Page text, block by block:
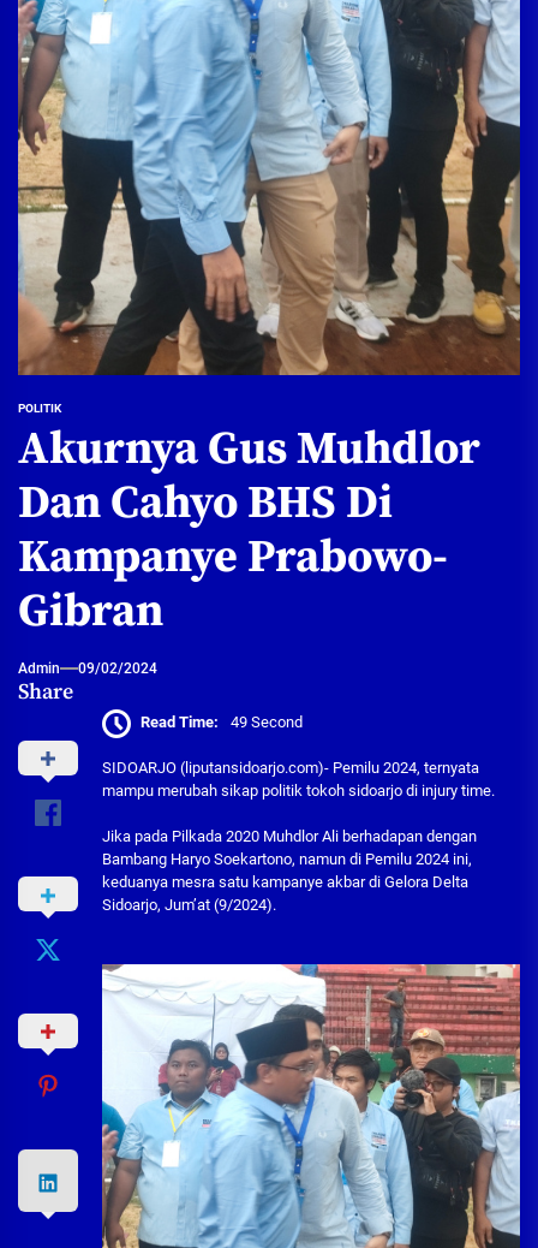
POLITIK
Akurnya Gus Muhdlor
Dan Cahyo BHS Di
Kampanye Prabowo-
Gibran
Admin 09/02/2024
Share
Read Time: 49 Second
SIDOARJO (liputansidoarjo.com)- Pemilu 2024, ternyata
mampu merubah sikap politik tokoh sidoarjo di injury time.
Jika pada Pilkada 2020 Muhdlor Ali berhadapan dengan
Bambang Haryo Soekartono, namun di Pemilu 2024 ini,
keduanya mesra satu kampanye akbar di Gelora Delta
Sidoarjo, Jum’at (9/2024).